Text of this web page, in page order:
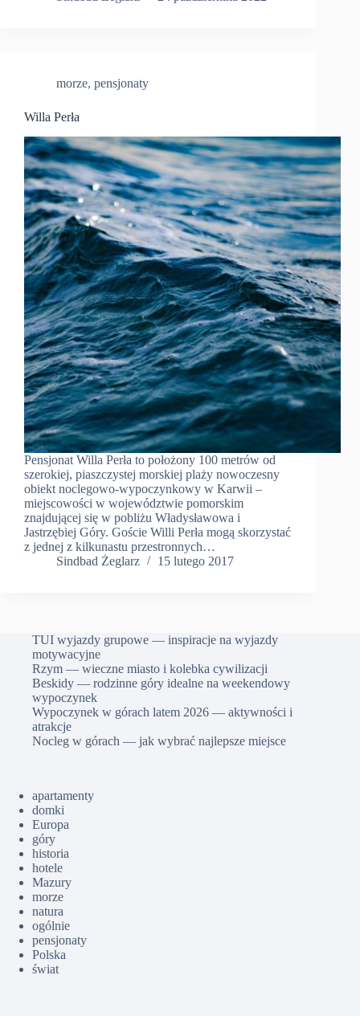
morze, pensjonaty
Willa Perła
Pensjonat Willa Perła to położony 100 metrów od
szerokiej, piaszczystej morskiej plaży nowoczesny
obiekt noclegowo-wypoczynkowy w Karwii –
miejscowości w województwie pomorskim
znajdującej się w pobliżu Władysławowa i
Jastrzębiej Góry. Goście Willi Perła mogą skorzystać
z jednej z kilkunastu przestronnych…
Sindbad Żeglarz
15 lutego 2017
TUI wyjazdy grupowe — inspiracje na wyjazdy
motywacyjne
Rzym — wieczne miasto i kolebka cywilizacji
Beskidy — rodzinne góry idealne na weekendowy
wypoczynek
Wypoczynek w górach latem 2026 — aktywności i
atrakcje
Nocleg w górach — jak wybrać najlepsze miejsce
apartamenty
domki
Europa
góry
historia
hotele
Mazury
morze
natura
ogólnie
pensjonaty
Polska
świat